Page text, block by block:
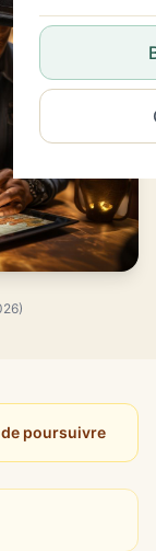
poursuivre